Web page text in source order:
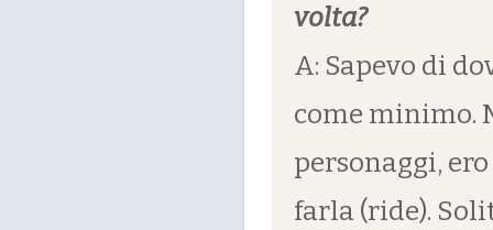
volta?
A: Sapevo di
come minimo.
personaggi,
farla (ride).